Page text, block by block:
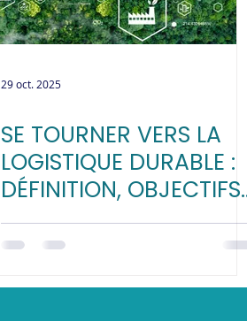
29 oct. 2025
SE TOURNER VERS LA
LOGISTIQUE DURABLE :
DÉFINITION, OBJECTIFS
ET AVANTAGES POUR
VOTRE ENTREPRISE